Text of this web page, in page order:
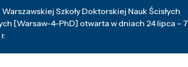
Szkoły Doktorskiej Nauk Ścisłych
[Warsaw-4-PhD] otwarta w dniach 24 lipca – 7